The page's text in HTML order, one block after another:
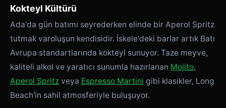
Kokteyl Kültürü
Ada'da gün batımı seyrederken elinde bir Aperol Spritz
tutmak varoluşun kendisidir. İskele'deki barlar artık Batı
Avrupa standartlarında kokteyl sunuyor. Taze meyve,
kaliteli alkol ve yaratıcı sunumla hazırlanan Mojito,
Aperol Spritz veya Espresso Martini gibi klasikler, Long
Beach'in sahil atmosferiyle buluşuyor.